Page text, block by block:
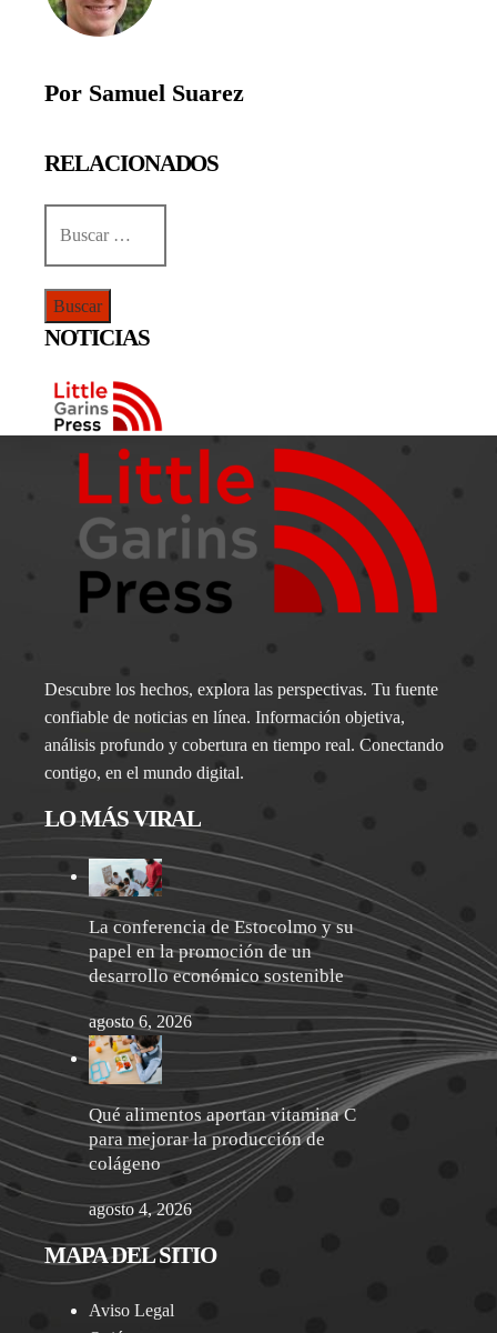
Por Samuel Suarez
RELACIONADOS
NOTICIAS
Descubre los hechos, explora las perspectivas. Tu fuente
confiable de noticias en línea. Información objetiva,
análisis profundo y cobertura en tiempo real. Conectando
contigo, en el mundo digital.
LO MÁS VIRAL
La conferencia de Estocolmo y su
papel en la promoción de un
desarrollo económico sostenible
agosto 6, 2026
Qué alimentos aportan vitamina C
para mejorar la producción de
colágeno
agosto 4, 2026
MAPA DEL SITIO
Aviso Legal